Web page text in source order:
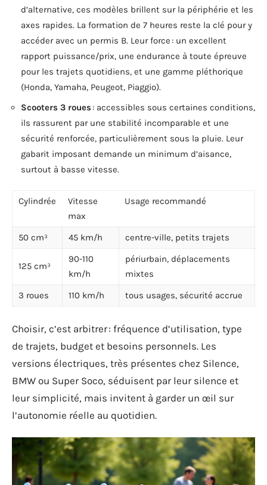
d’alternative, ces modèles brillent sur la périphérie et les
axes rapides. La formation de 7 heures reste la clé pour y
accéder avec un permis B. Leur force : un excellent
rapport puissance/prix, une endurance à toute épreuve
pour les trajets quotidiens, et une gamme pléthorique
(Honda, Yamaha, Peugeot, Piaggio).
Scooters 3 roues : accessibles sous certaines conditions,
ils rassurent par une stabilité incomparable et une
sécurité renforcée, particulièrement sous la pluie. Leur
gabarit imposant demande un minimum d’aisance,
surtout à basse vitesse.
Cylindrée
Vitesse
max
Usage recommandé
50 cm³ 45 km/h centre-ville, petits trajets
125 cm³
90-110
km/h
périurbain, déplacements
mixtes
3 roues
110 km/h tous usages, sécurité accrue
Choisir, c’est arbitrer : fréquence d’utilisation, type
de trajets, budget et besoins personnels. Les
versions électriques, très présentes chez Silence,
BMW ou Super Soco, séduisent par leur silence et
leur simplicité, mais invitent à garder un œil sur
l’autonomie réelle au quotidien.